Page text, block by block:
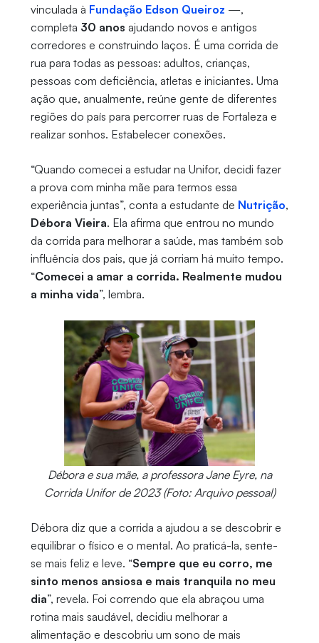
vinculada à Fundação Edson Queiroz —,
completa 30 anos ajudando novos e antigos
corredores e construindo laços. É uma corrida de
rua para todas as pessoas: adultos, crianças,
pessoas com deficiência, atletas e iniciantes. Uma
ação que, anualmente, reúne gente de diferentes
regiões do país para percorrer ruas de Fortaleza e
realizar sonhos. Estabelecer conexões.
“Quando comecei a estudar na Unifor, decidi fazer
a prova com minha mãe para termos essa
experiência juntas”, conta a estudante de Nutrição,
Débora Vieira. Ela afirma que entrou no mundo
da corrida para melhorar a saúde, mas também sob
influência dos pais, que já corriam há muito tempo.
“Comecei a amar a corrida. Realmente mudou
a minha vida”, lembra.
Débora e sua mãe, a professora Jane Eyre, na
Corrida Unifor de 2023 (Foto: Arquivo pessoal)
Débora diz que a corrida a ajudou a se descobrir e
equilibrar o físico e o mental. Ao praticá-la, sente-
se mais feliz e leve. “Sempre que eu corro, me
sinto menos ansiosa e mais tranquila no meu
dia”, revela. Foi correndo que ela abraçou uma
rotina mais saudável, decidiu melhorar a
alimentação e descobriu um sono de mais